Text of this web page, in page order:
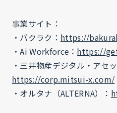
事業サイト：
・バクラク： https://
・Ai Workforce： https://
・三井物産デジタル・アセ
https://corp.mitsui-x.com/
・オルタナ（ALTERNA）：